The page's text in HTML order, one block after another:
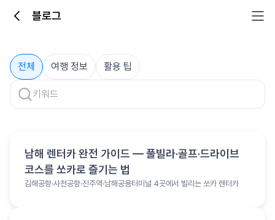
블로그
블로그
전체 여행 정보 활용 팁
여행 정보
남해 렌터카 완전 가이드 — 풀빌라·골프·드라이브
코스를 쏘카로 즐기는 법
김해공항·사천공항·진주역·남해공용터미널 4곳에서 빌리는 쏘카 렌터카